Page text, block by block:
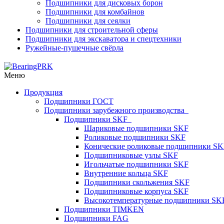
Подшипники для дисковых борон
Подшипники для комбайнов
Подшипники для сеялки
Подшипники для строительной сферы
Подшипники для экскаватора и спецтехники
Ружейные-пушечные свёрла
Меню
Продукция
Подшипники ГОСТ
Подшипники зарубежного производства
Подшипники SKF
Шариковые подшипники SKF
Роликовые подшипники SKF
Конические роликовые подшипники
Подшипниковые узлы SKF
Игольчатые подшипники SKF
Внутренние кольца SKF
Подшипники скольжения SKF
Подшипниковые корпуса SKF
Высокотемпературные подшипники
Подшипники TIMKEN
Подшипники FAG